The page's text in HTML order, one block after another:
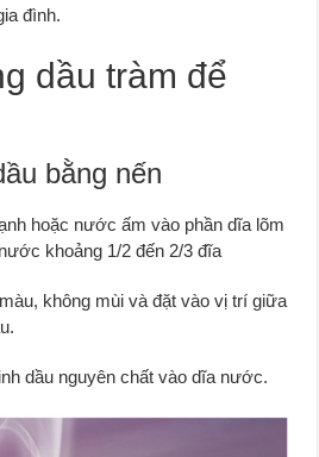
đình.
dầu tràm để
bằng nến
hoặc nước ấm vào phần dĩa lõm
khoảng 1/2 đến 2/3 đĩa
không mùi và đặt vào vị trí giữa
dầu nguyên chất vào dĩa nước.